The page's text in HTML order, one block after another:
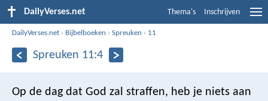
DailyVerses.net Thema's Inschrijven
DailyVerses.net › Bijbelboeken ›Spreuken › 11
Spreuken 11:4
Op de dag dat God zal straffen, heb je niets aan